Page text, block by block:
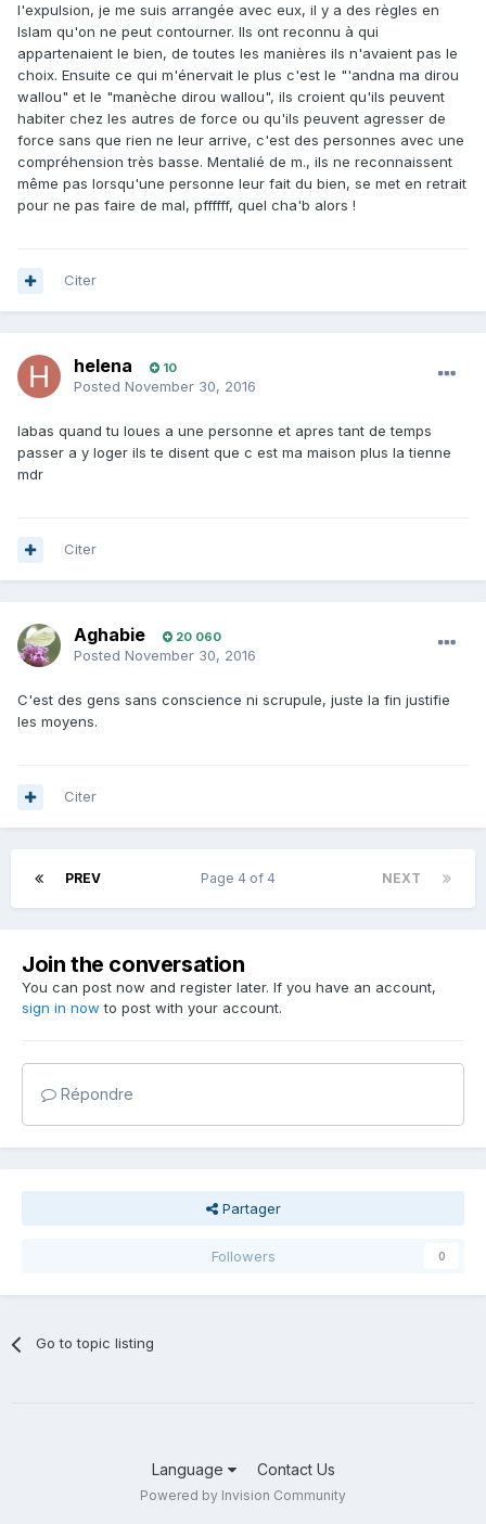
l'expulsion, je me suis arrangée avec eux, il y a des règles en
Islam qu'on ne peut contourner. Ils ont reconnu à qui
appartenaient le bien, de toutes les manières ils n'avaient pas le
choix. Ensuite ce qui m'énervait le plus c'est le "'andna ma dirou
wallou" et le "manèche dirou wallou", ils croient qu'ils peuvent
habiter chez les autres de force ou qu'ils peuvent agresser de
force sans que rien ne leur arrive, c'est des personnes avec une
compréhension très basse. Mentalié de m., ils ne reconnaissent
même pas lorsqu'une personne leur fait du bien, se met en retrait
pour ne pas faire de mal, pffffff, quel cha'b alors !
Citer
helena 10
Posted November 30, 2016
labas quand tu loues a une personne et apres tant de temps
passer a y loger ils te disent que c est ma maison plus la tienne
mdr
Citer
Aghabie 20 060
Posted November 30, 2016
C'est des gens sans conscience ni scrupule, juste la fin justifie
les moyens.
Citer
PREV NEXT
Page 4 of 4
Join the conversation
You can post now and register later. If you have an account,
sign in now to post with your account.
Répondre
Partager
Followers 0
Go to topic listing
Language Contact Us
Powered by Invision Community